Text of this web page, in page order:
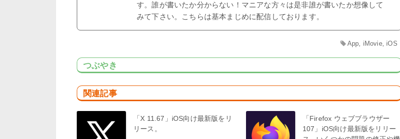
す。誰が書いたか分からない！マニアな方々は是非誰が書いたか想像して
みて下さい。こちらは基本まじめに配信しております。
App, iMovie, iOS
つぶやき
関連記事
「X 11.67」iOS向け最新版をリ
リース。
「Firefox ウェブブラウザー
107」iOS向け最新版をリリー